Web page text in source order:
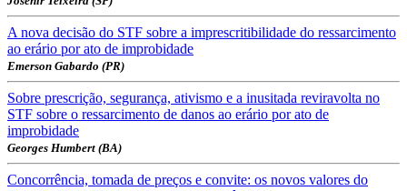
A nova decisão do STF sobre a imprescritibilidade do ressarcimento
ao erário por ato de improbidade
Emerson Gabardo (PR)
Sobre prescrição, segurança, ativismo e a inusitada reviravolta no
STF sobre o ressarcimento de danos ao erário por ato de
improbidade
Georges Humbert (BA)
Concorrência, tomada de preços e convite: os novos valores do